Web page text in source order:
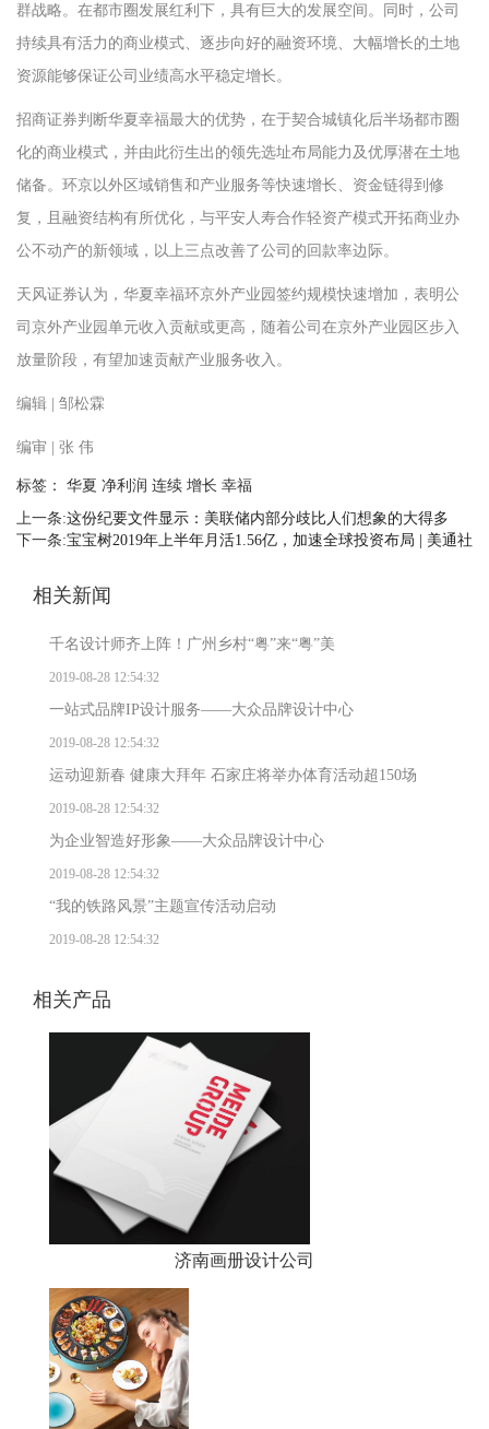
群战略。在都市圈发展红利下，具有巨大的发展空间。同时，公司
持续具有活力的商业模式、逐步向好的融资环境、大幅增长的土地
资源能够保证公司业绩高水平稳定增长。
招商证券判断华夏幸福最大的优势，在于契合城镇化后半场都市圈
化的商业模式，并由此衍生出的领先选址布局能力及优厚潜在土地
储备。环京以外区域销售和产业服务等快速增长、资金链得到修
复，且融资结构有所优化，与平安人寿合作轻资产模式开拓商业办
公不动产的新领域，以上三点改善了公司的回款率边际。
天风证券认为，华夏幸福环京外产业园签约规模快速增加，表明公
司京外产业园单元收入贡献或更高，随着公司在京外产业园区步入
放量阶段，有望加速贡献产业服务收入。
编辑 | 邹松霖
编审 | 张 伟
标签： 华夏 净利润 连续 增长 幸福
上一条:这份纪要文件显示：美联储内部分歧比人们想象的大得多
下一条:宝宝树2019年上半年月活1.56亿，加速全球投资布局 | 美通社
相关新闻
千名设计师齐上阵！广州乡村“粤”来“粤”美
2019-08-28 12:54:32
一站式品牌IP设计服务——大众品牌设计中心
2019-08-28 12:54:32
运动迎新春 健康大拜年 石家庄将举办体育活动超150场
2019-08-28 12:54:32
为企业智造好形象——大众品牌设计中心
2019-08-28 12:54:32
“我的铁路风景”主题宣传活动启动
2019-08-28 12:54:32
相关产品
济南画册设计公司